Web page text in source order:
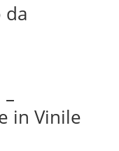
da
in Vinile